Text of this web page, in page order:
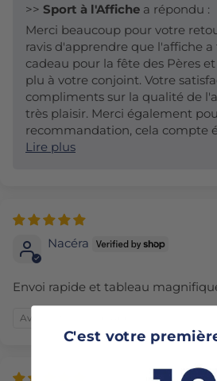
>> Sport à l'Affiche a répondu :
Merci beaucoup pour votre
ravis d'apprendre que l'affiche
cadeau pour la fête des Pères
plu à votre conjoint. Votre
compliments sur la qualité de
très plaisir. Merci également
recommandation, cela compte
Lire plus
Nacéra
Envoi rapide et tableau
Avis écrit sur Shop App
C'est votre